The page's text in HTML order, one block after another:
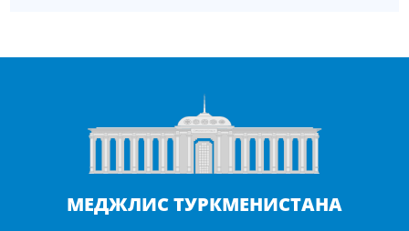
МЕДЖЛИС ТУРКМЕНИСТАНА